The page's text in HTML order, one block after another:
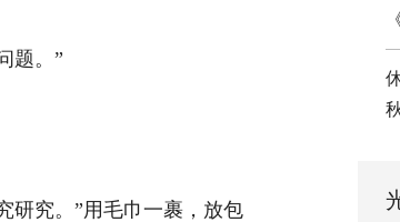
题。”
究。”用毛巾一裹，放包